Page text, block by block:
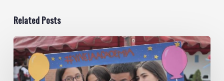
Related Posts
ACADEMIA
BICENTENARIO
2022